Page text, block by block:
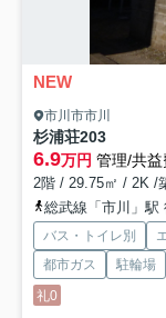
NEW
市川市市川
杉浦荘203
6.9万円 管理/共
2階 / 29.75㎡ / 2K /
総武線「市川」駅
バス・トイレ別
都市ガス
駐輪場
礼0